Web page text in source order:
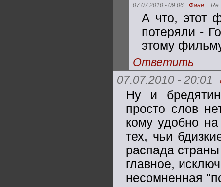
07.07.2010 - 09:06 Фане
А что, этот
потеряли -
этому
Ответить
07.07.2010 - 20:01
Ну и
просто слов
кому удобно на
тех, чьи
распада
главное,
несомненная